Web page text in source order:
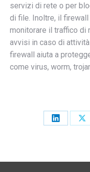
servizi di rete o per
di file. Inoltre, il
monitorare il traffico di
avvisi in caso di
firewall aiuta a
come virus, worm,
Share